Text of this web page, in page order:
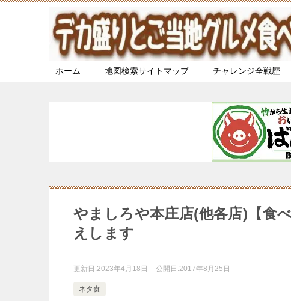
ホーム 地図検索サイトマップ チャレンジ全戦歴
やましろや本庄店(他各店)【食
えします
更新日:2023年4月18日 公開日:2017年8月25日
ネタ食